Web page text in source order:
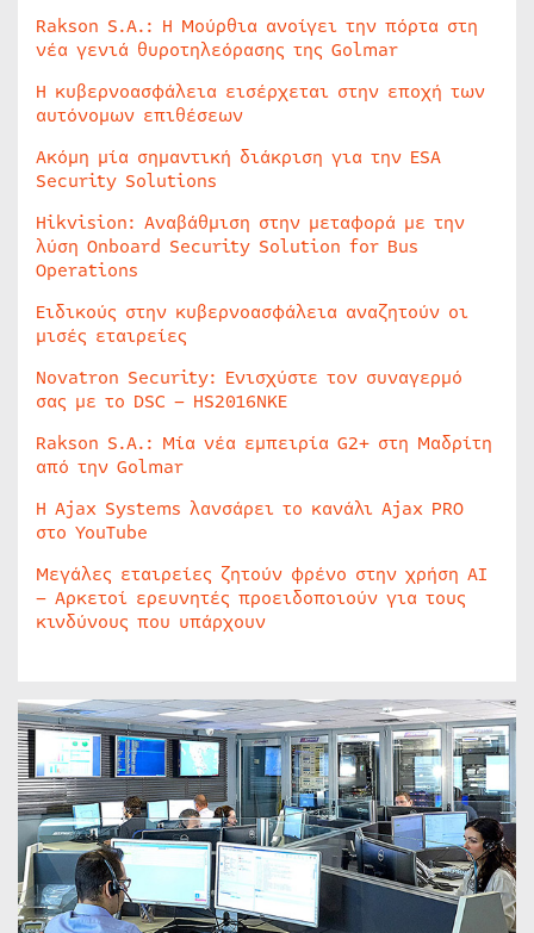
Rakson S.A.: Η Μούρθια ανοίγει την πόρτα στη
νέα γενιά θυροτηλεόρασης της Golmar
Η κυβερνοασφάλεια εισέρχεται στην εποχή των
αυτόνομων επιθέσεων
Ακόμη μία σημαντική διάκριση για την ESA
Security Solutions
Hikvision: Αναβάθμιση στην μεταφορά με την
λύση Onboard Security Solution for Bus
Operations
Ειδικούς στην κυβερνοασφάλεια αναζητούν οι
μισές εταιρείες
Novatron Security: Ενισχύστε τον συναγερμό
σας με το DSC – HS2016NKE
Rakson S.A.: Μία νέα εμπειρία G2+ στη Μαδρίτη
από την Golmar
Η Ajax Systems λανσάρει το κανάλι Ajax PRO
στο YouTube
Μεγάλες εταιρείες ζητούν φρένο στην χρήση AI
– Αρκετοί ερευνητές προειδοποιούν για τους
κινδύνους που υπάρχουν